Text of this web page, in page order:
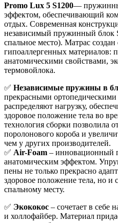
Promo Lux 5 S1200—
эффектом, обеспечивающий
отдых. Современная
независимый пружинный блок
спальное место). Матрас
гипоаллергенных материалов:
анатомическими свойствами,
термовойлока.
✅ Независимые пружины в
прекрасными
распределяют нагрузку,
здоровое положение тела во
технология сборки позволила
поролонового короба и
чем у других производителей.
✅ Air-Foam – инновационный
анатомическим эффектом.
пены не только прекрасно
здоровое положение тела, но и
спальному месту.
✅ Экококос – сочетает в себе
и холлофайбер. Материал